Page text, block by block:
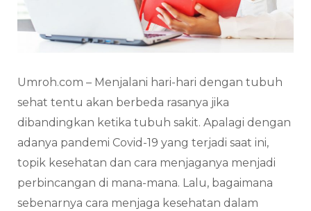
Umroh.com – Menjalani hari-hari dengan tubuh
sehat tentu akan berbeda rasanya jika
dibandingkan ketika tubuh sakit. Apalagi dengan
adanya pandemi Covid-19 yang terjadi saat ini,
topik kesehatan dan cara menjaganya menjadi
perbincangan di mana-mana. Lalu, bagaimana
sebenarnya cara menjaga kesehatan dalam